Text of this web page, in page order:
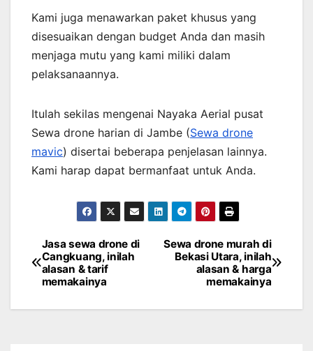
Kami juga menawarkan paket khusus yang
disesuaikan dengan budget Anda dan masih
menjaga mutu yang kami miliki dalam
pelaksanaannya.
Itulah sekilas mengenai Nayaka Aerial pusat
Sewa drone harian di Jambe (Sewa drone
mavic) disertai beberapa penjelasan lainnya.
Kami harap dapat bermanfaat untuk Anda.
Post
navigation
Sewa drone murah di
Bekasi Utara, inilah
alasan & harga
memakainya
Jasa sewa drone di
Cangkuang, inilah
alasan & tarif
memakainya